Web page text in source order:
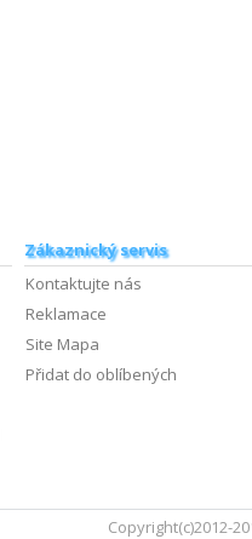
Zákaznický servis
Kontaktujte nás
Reklamace
Site Mapa
Přidat do oblíbených
Copyright(c)2012-